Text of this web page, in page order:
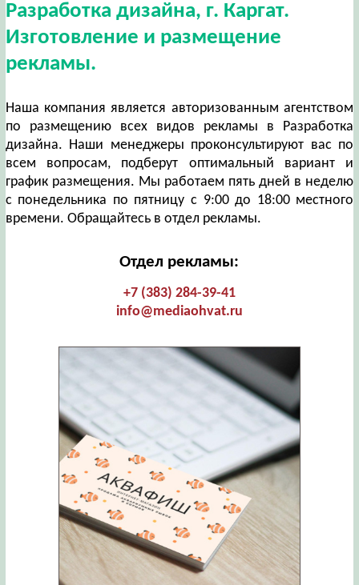
Разработка дизайна, г. Каргат.
Изготовление и размещение
рекламы.
Наша компания является авторизованным агентством
по размещению всех видов рекламы в Разработка
дизайна. Наши менеджеры проконсультируют вас по
всем вопросам, подберут оптимальный вариант и
график размещения. Мы работаем пять дней в неделю
с понедельника по пятницу с 9:00 до 18:00 местного
времени. Обращайтесь в отдел рекламы.
Отдел рекламы:
+7 (383) 284-39-41
info@mediaohvat.ru